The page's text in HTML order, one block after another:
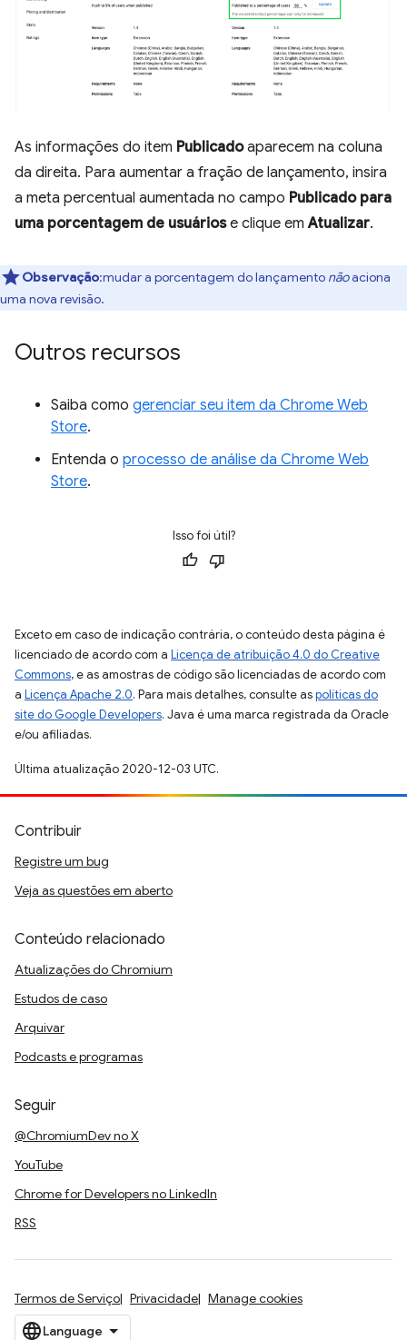
As informações do item Publicadoaparecem na coluna
da direita. Para aumentar a fração de lançamento, insira
a meta percentual aumentada no campo Publicado para
uma porcentagem de usuáriose clique emAtualizar.
Observação:mudar a porcentagem do lançamento nãoaciona
uma nova revisão.
Outros recursos
Saiba como gerenciar seu item da Chrome Web
Store.
Entenda o processo de análise da Chrome Web
Store.
Isso foi útil?
Exceto em caso de indicação contrária, o conteúdo desta página é
licenciado de acordo com a Licença de atribuição 4.0 do Creative
Commons, e as amostras de código são licenciadas de acordo com
a Licença Apache 2.0. Para mais detalhes, consulte aspolíticas do
site do Google Developers. Java é uma marca registrada da Oracle
e/ou afiliadas.
Última atualização 2020-12-03 UTC.
Contribuir
Registre um bug
Veja as questões em aberto
Conteúdo relacionado
Atualizações do Chromium
Estudos de caso
Arquivar
Podcasts e programas
Seguir
@ChromiumDev no X
YouTube
Chrome for Developers no LinkedIn
RSS
Termos de Serviço Privacidade Manage cookies